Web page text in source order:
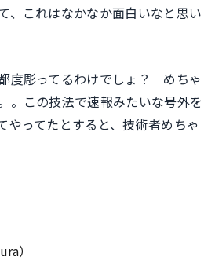
、これはなかなか面白いなと思い
度彫ってるわけでしょ？ めちゃ
。この技法で速報みたいな号外を
やってたとすると、技術者めちゃ
）